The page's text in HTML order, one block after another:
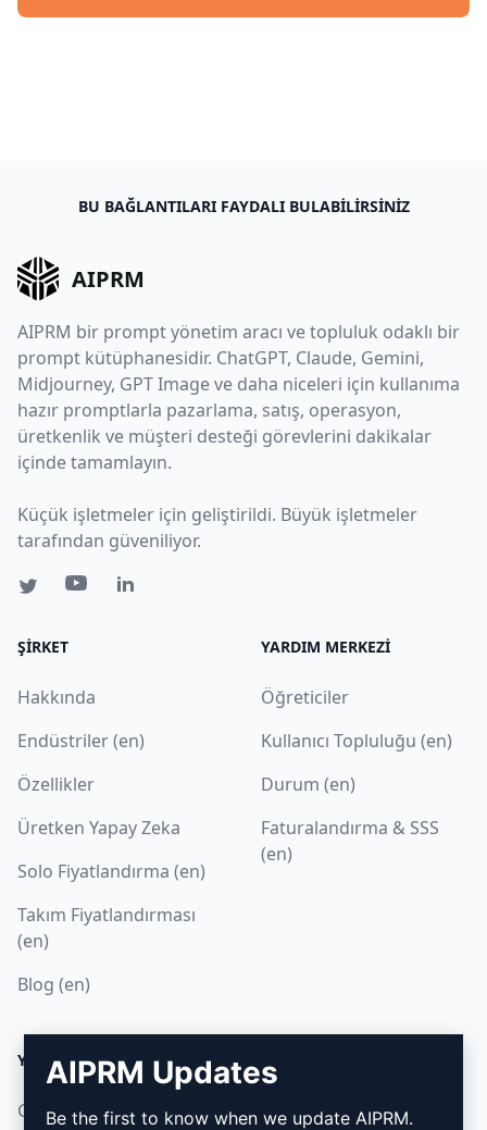
BU BAĞLANTILARI FAYDALI BULABILIRSINIZ
AIPRM
AIPRM bir prompt yönetim aracı ve topluluk odaklı bir
prompt kütüphanesidir. ChatGPT, Claude, Gemini,
Midjourney, GPT Image ve daha niceleri için kullanıma
hazır promptlarla pazarlama, satış, operasyon,
üretkenlik ve müşteri desteği görevlerini dakikalar
içinde tamamlayın.
Küçük işletmeler için geliştirildi. Büyük işletmeler
tarafından güveniliyor.
ŞIRKET
Hakkında
Endüstriler (en)
Özellikler
Üretken Yapay Zeka
Solo Fiyatlandırma (en)
Takım Fiyatlandırması
(en)
Blog (en)
YARDIM MERKEZI
Öğreticiler
Kullanıcı Topluluğu (en)
Durum (en)
Faturalandırma & SSS
(en)
YASAL
Gizlilik Politikası (en)
Nasıl kurulur
AIPRM Updates
Be the first to know when we update AIPRM.